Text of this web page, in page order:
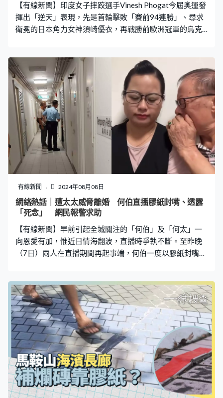
查》HOY TV77台 播出日期
【有線新聞】印度女子摔跤選手Vinesh Phogat今屆奧運發
揮出「逆天」表現，先是首輪擊敗「賽前94連勝」、尋求
衛冕的日本角力女神須崎優衣，再戰勝前歐洲冠軍的烏克
100克，最終慘遭取消資格。 重量與一副啤牌相約 用盡
方法減磅仍失敗 「儘管團隊連夜努力，她的體重還是超出
50公斤，目前代表團不會發表進一步評論，請大家尊重她
的私隱，希望大家將注意力集中在賽事上。」印度奧委會
發出的聲明表示，Phogat在金牌戰賽前第2次秤重超重，
遭取消資格。印度體育部門首長曼達維亞證實，超重了
100公克，即與一副啤牌相約。 印度奧委會首席醫療官帕
迪瓦拉表示，在周二進行了三場比賽後，她的體重被發現
比正常情況增加。週二早上Phogat成功過磅，而營養師也
計算出她可以攝取大約1.5公斤的水和食物，比賽結束後她
還喝了少量的水。印度傳媒指出，Phogat幾乎整晚都在跳
繩、慢跑、騎腳踏車，印度官員們更「用盡一切方法」，
包括剪頭髮、裁短衣服，但仍無法讓她順利減磅。 摔跤界
有線新聞 2024年08月08日
網絡熱話｜遭太太威脅離婚 何伯直播膠紙封嘴、透露
「死念」 網民報警求助
【有線新聞】早前引起全城關注的「何伯」及「何太」一
向恩愛有加，惟近日情海翻波，直播時爭執不斷。至昨晚
（7日）兩人在直播期間再起事端，何伯一度以膠紙封嘴，
心不已，更有人報警求助。 兩人在直播期間再度激烈爭
執，期間何太語出驚人，稱如果有錢會將老公去往老人
院，又斥責對方令自己增添不少「仇人」、「黑粉」。之
後更揚言要離婚，「我同蠢人真係相處唔到落去」、「你
咁蠢嘅人我點同你過」。 期間何伯又用膠紙封著嘴巴，入
鏡後不斷指手劃腳，並傳出啜泣聲。惟何太繼續發火，出
言斥責，何伯更情緒激動揚言要寫遺書，又不斷表示「你
再話同我離婚，今日要見血至得，我自願嘅、我無心機做
人，你再係咁」。不過，何太未有理會，更稱「你喺度死